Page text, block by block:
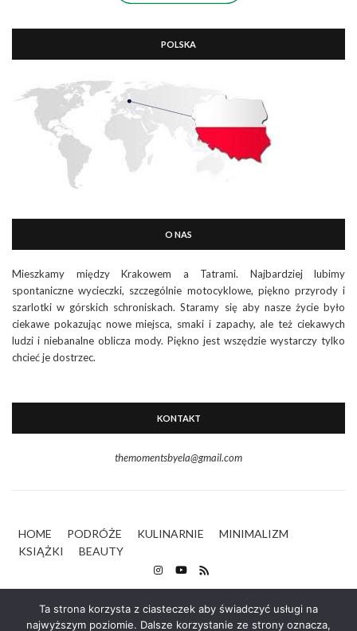
POLSKA
O NAS
Mieszkamy między Krakowem a Tatrami. Najbardziej lubimy
spontaniczne wycieczki, szczególnie motocyklowe, piękno przyrody i
szarlotki w górskich schroniskach. Staramy się aby nasze życie było
ciekawe pokazując nowe miejsca, smaki i zapachy, ale też ciekawych
ludzi i niebanalne oblicza mody. Piękno jest wszędzie wystarczy tylko
chcieć je dostrzec.
KONTAKT
themomentsbyela@gmail.com
HOME PODRÓŻE KULINARNIE
MINIMALIZM
KSIĄŻKI
BEAUTY
Ta strona korzysta z ciasteczek aby świadczyć usługi na
najwyższym poziomie. Dalsze korzystanie ze strony oznacza,